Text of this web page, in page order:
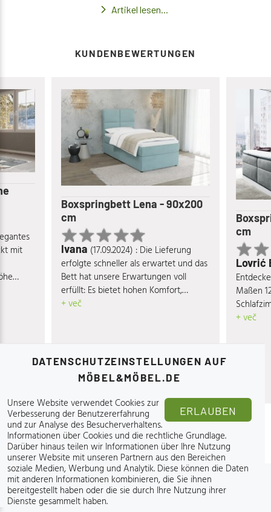
DATENSCHUTZEINSTELLUNGEN AUF
MÖBEL&MÖBEL.DE
ERLAUBEN
Unsere Website verwendet Cookies zur
Verbesserung der Benutzererfahrung
und zur Analyse des Besucherverhaltens.
Informationen über Cookies und die rechtliche Grundlage.
Darüber hinaus teilen wir Informationen über Ihre Nutzung
unserer Website mit unseren Partnern aus den Bereichen
soziale Medien, Werbung und Analytik. Diese können die Daten
mit anderen Informationen kombinieren, die Sie ihnen
bereitgestellt haben oder die sie durch Ihre Nutzung ihrer
Dienste gesammelt haben.
Artikel lesen...
KUNDENBEWERTUNGEN
mit
für
seinem
Boxspringbett Lena - 90x200
cm
Ivana (17.09.2024) : Die Lieferung
erfolgte schneller als erwartet und das
Bett hat unsere Erwartungen voll
erfüllt: Es bietet hohen Komfort,
besticht durch seine ansprechende
empfehlenswert!
+ več
cm
Lovrić
Maßen
vereint
heute
+ več
Über Uns